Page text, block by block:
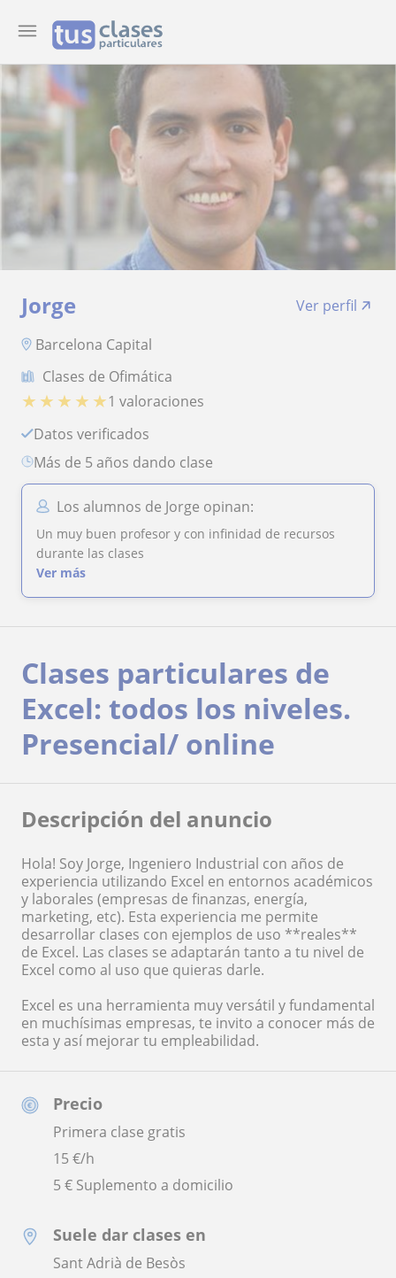
Jorge
Ver perfil
Barcelona Capital
Clases de Ofimática
★ ★ ★ ★ ★1 valoraciones
Datos verificados
más de 5 años dando clase
Los alumnos de Jorge opinan:
Un muy buen profesor y con infinidad de recursos
durante las clases
Ver más
Precio
Primera clase gratis
15€/h
5 € Suplemento a domicilio
Suele dar clases en
Sant Adrià de Besòs
Clases particulares de
Excel: todos los niveles.
Presencial/ online
Descripción del anuncio
Hola! Soy Jorge, Ingeniero Industrial con años de
experiencia utilizando Excel en entornos académicos
y laborales (empresas de finanzas, energía,
marketing, etc). Esta experiencia me permite
desarrollar clases con ejemplos de uso **reales**
de Excel. Las clases se adaptarán tanto a tu nivel de
Excel como al uso que quieras darle.
Excel es una herramienta muy versátil y fundamental
en muchísimas empresas, te invito a conocer más de
esta y así mejorar tu empleabilidad.